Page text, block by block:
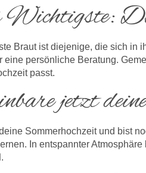
Braut ist diejenige, die sich in
eine persönliche Beratung.
passt.
jetzt
Sommerhochzeit und bist
In entspannter